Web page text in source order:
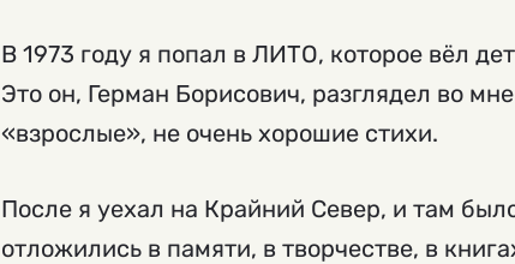
В 1973 году я попал в ЛИТО, которое вёл
Это он, Герман Борисович, разглядел во
«взрослые», не очень хорошие стихи.
После я уехал на Крайний Север, и там
отложились в памяти, в творчестве, в